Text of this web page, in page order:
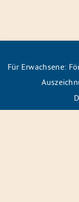
Für Erwachsene: